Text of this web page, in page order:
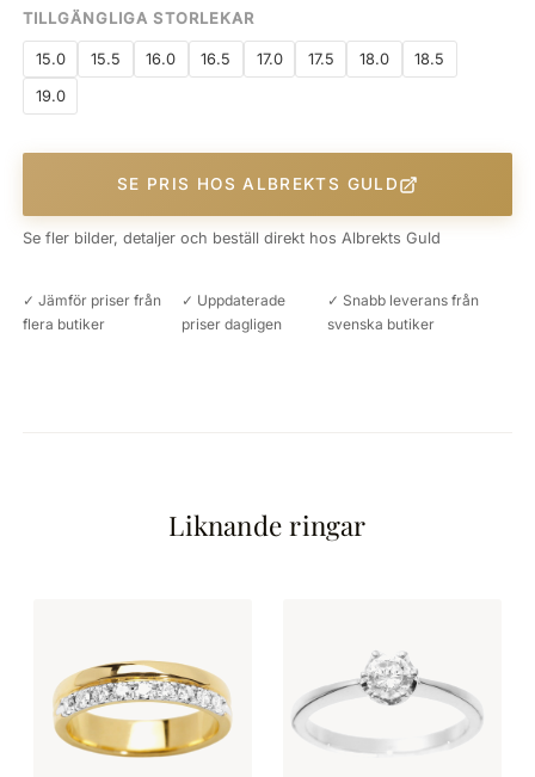
TILLGÄNGLIGA STORLEKAR
15.0 15.5 16.0 16.5 17.0 17.5 18.0 18.5
19.0
SE PRIS HOS ALBREKTS GULD
Se fler bilder, detaljer och beställ direkt hos Albrekts Guld
✓ Jämför priser från
flera butiker
✓ Uppdaterade
priser dagligen
✓ Snabb leverans från
svenska butiker
Liknande ringar